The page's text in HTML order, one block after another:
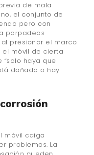
de mala
el conjunto de
pero con
parpadeos
presionar el marco
móvil de cierta
haya que
dañado o hay
móvil caiga
problemas. La